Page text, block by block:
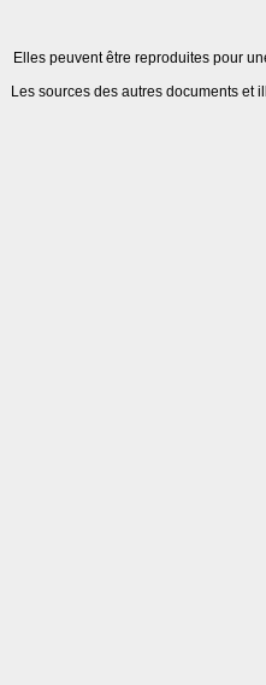
Elles peuvent être reproduites pour
Les sources des autres documents et